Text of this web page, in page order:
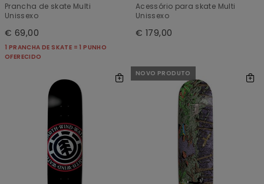
Prancha de skate Multi
Unissexo
€ 69,00
1 PRANCHA DE SKATE = 1 PUNHO
OFERECIDO
Acessório para skate Multi
Unissexo
€ 179,00
NOVO PRODUTO